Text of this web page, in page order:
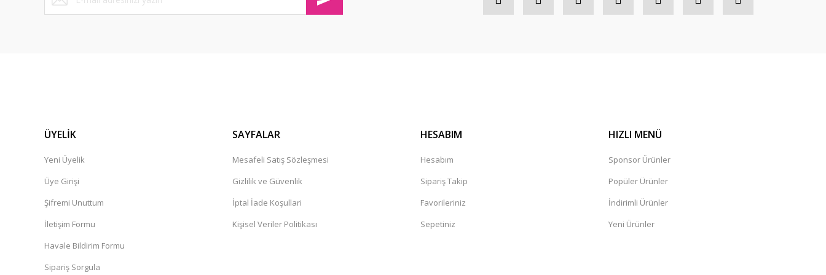
bir alışveriş platformu herkese tavsiye ederim.
Güner Aydın | 19/10/2024
ÜYELİK
Yeni Üyelik
Üye Girişi
Şifremi Unuttum
İletişim Formu
Havale Bildirim Formu
Sipariş Sorgula
SAYFALAR
Mesafeli Satış Sözleşmesi
Gizlilik ve Güvenlik
İptal İade Koşullari
Kişisel Veriler Politikası
HESABIM
Hesabım
Sipariş Takip
Favorileriniz
Sepetiniz
HIZLI MENÜ
Sponsor Ürünler
Popüler Ürünler
İndirimli Ürünler
Yeni Ürünler